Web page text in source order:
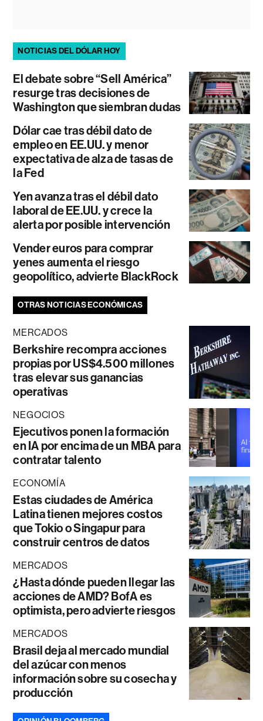
NOTICIAS DEL DÓLAR HOY
El debate sobre “Sell América”
resurge tras decisiones de
Washington que siembran dudas
Dólar cae tras débil dato de
empleo en EE.UU. y menor
expectativa de alza de tasas de
la Fed
Yen avanza tras el débil dato
laboral de EE.UU. y crece la
alerta por posible intervención
Vender euros para comprar
yenes aumenta el riesgo
geopolítico, advierte BlackRock
OTRAS NOTICIAS ECONÓMICAS
MERCADOS
Berkshire recompra acciones
propias por US$4.500 millones
tras elevar sus ganancias
operativas
NEGOCIOS
Ejecutivos ponen la formación
en IA por encima de un MBA para
contratar talento
ECONOMÍA
Estas ciudades de América
Latina tienen mejores costos
que Tokio o Singapur para
construir centros de datos
MERCADOS
¿Hasta dónde pueden llegar las
acciones de AMD? BofA es
optimista, pero advierte riesgos
MERCADOS
Brasil deja al mercado mundial
del azúcar con menos
información sobre su cosecha y
producción